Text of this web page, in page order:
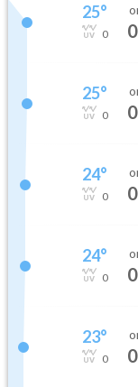
25°
0
25°
0
24°
0
24°
0
23°
0